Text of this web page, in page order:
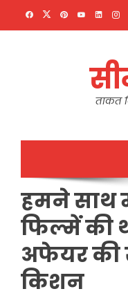
ताकत
हमने साथ
फिल्में की
अफेयर की
किशन